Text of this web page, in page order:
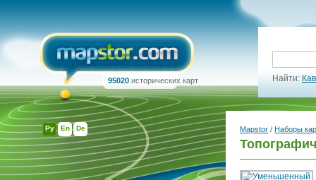
Ру En De
95020 исторических карт Найти:
Mapstor / Наборы